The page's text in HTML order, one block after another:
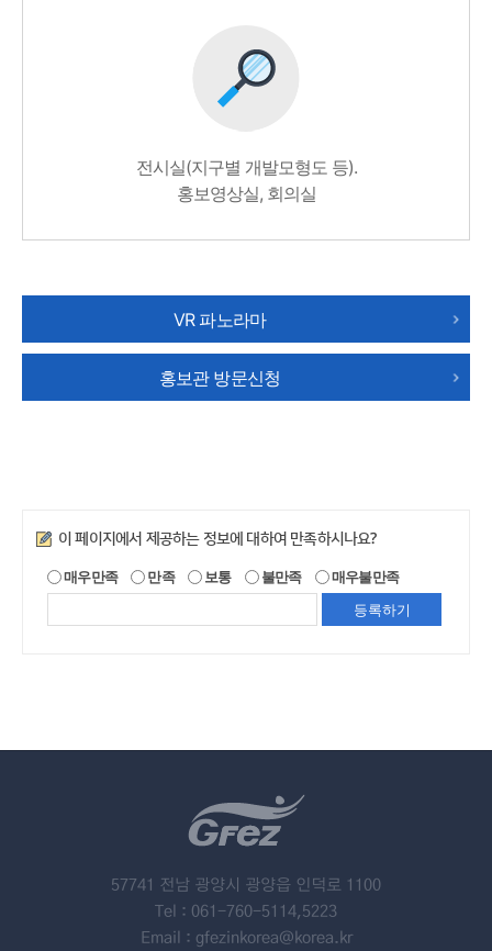
전시실(지구별 개발모형도 등).
홍보영상실, 회의실
VR 파노라마
홍보관 방문신청
만족도조사
이 페이지에서 제공하는 정보에 대하여 만족하시나요?
매우만족 만족 보통 불만족 매우불만족
57741 전남 광양시 광양읍 인덕로 1100
Tel : 061-760-5114,5223
Email : gfezinkorea@korea.kr